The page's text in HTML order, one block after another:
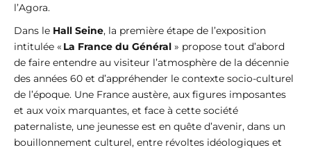
l’Agora.
Dans le Hall Seine, la première étape de l’exposition
intitulée « La France du Général » propose tout d’abord
de faire entendre au visiteur l’atmosphère de la décennie
des années 60 et d’appréhender le contexte socio-culturel
de l’époque. Une France austère, aux figures imposantes
et aux voix marquantes, et face à cette société
paternaliste, une jeunesse est en quête d’avenir, dans un
bouillonnement culturel, entre révoltes idéologiques et